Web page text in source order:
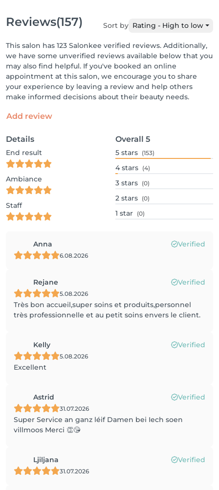
Reviews(157) Sort by Rating - High to low
This salon has 123 Salonkee verified reviews. Additionally,
we have some unverified reviews available below that you
may also find helpful. If you've booked an online
appointment at this salon, we encourage you to share
your experience by leaving a review and help others
make informed decisions about their beauty needs.
Add review
Details
End result
Ambiance
Staff
Overall 5
5 stars (153)
4 stars (4)
3 stars (0)
2 stars (0)
1 star (0)
Anna Verified
6.08.2026
Rejane Verified
5.08.2026
Très bon accueil,super soins et produits,personnel
très professionnelle et au petit soins envers le client.
Kelly Verified
5.08.2026
Excellent
Astrid Verified
31.07.2026
Super Service an ganz léif Damen bei Iech soen
villmoos Merci 👏😘
Ljiljana Verified
31.07.2026